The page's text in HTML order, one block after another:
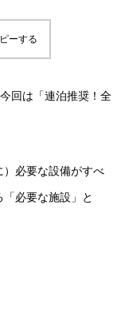
ーする
回は「連泊推奨！全
）必要な設備がすべ
必要な施設」と